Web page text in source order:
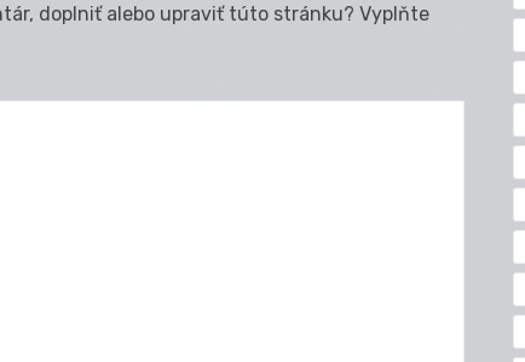
doplniť alebo upraviť túto stránku? Vyplňte